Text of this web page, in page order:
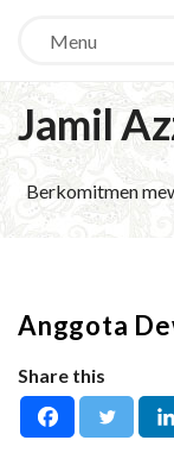
Menu
Jamil
Berkomitmen
Anggota
Share this